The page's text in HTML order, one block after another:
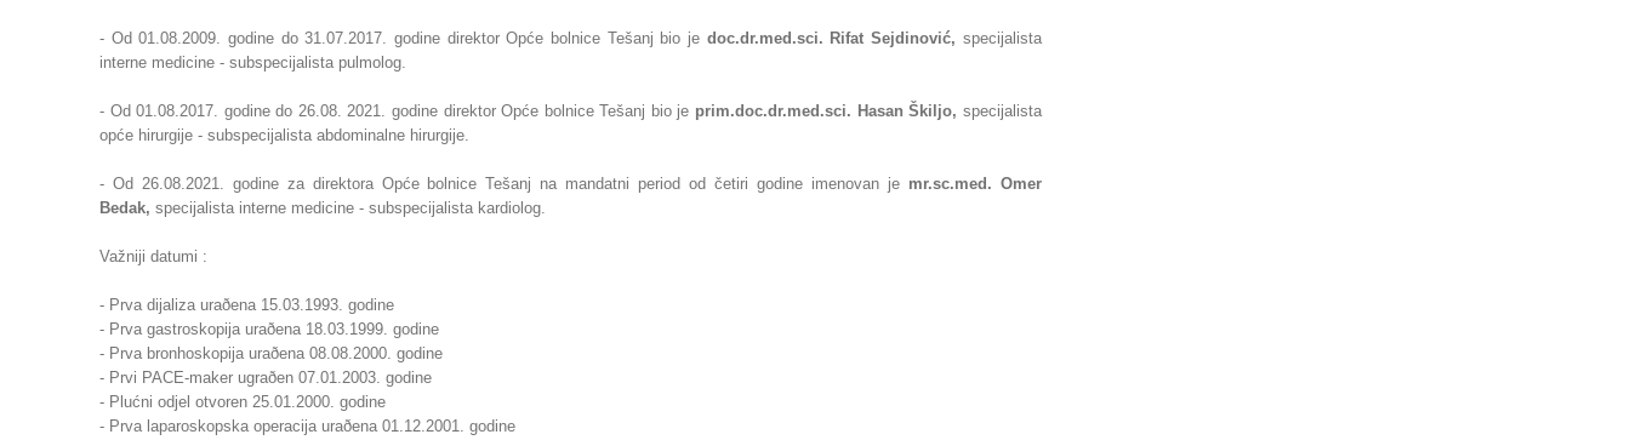
- Od01.08.2009. godine do 31.07.2017. godine direktor Opće bolnice Tešanj bio je doc.dr.med.sci. Rifat Sejdinović, specijalista
interne medicine - subspecijalista pulmolog.
- Od 01.08.2017. godine do 26.08. 2021. godine direktor Opće bolnice Tešanj bioje prim.doc.dr.med.sci. Hasan Škiljo, specijalista
opće hirurgije - subspecijalista abdominalne hirurgije.
- Od 26.08.2021. godine za direktora Opće bolnice Tešanj na mandatni period od četiri godine imenovan je mr.sc.med. Omer
Bedak, specijalista interne medicine - subspecijalista kardiolog.
Važniji datumi :
- Prva dijaliza uraðena 15.03.1993. godine
- Prva gastroskopija uraðena 18.03.1999. godine
- Prva bronhoskopija uraðena 08.08.2000. godine
- Prvi PACE-maker ugraðen 07.01.2003. godine
- Plućni odjel otvoren 25.01.2000. godine
- Prva laparoskopska operacija uraðena 01.12.2001. godine